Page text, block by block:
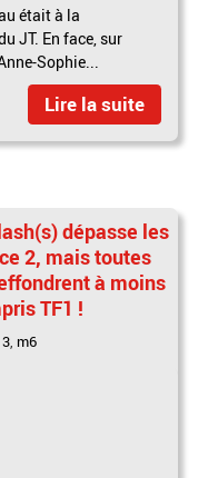
était à la
JT. En face, sur
Sophie...
Lire la suite
dépasse les
2, mais toutes
à moins
TF1 !
m6